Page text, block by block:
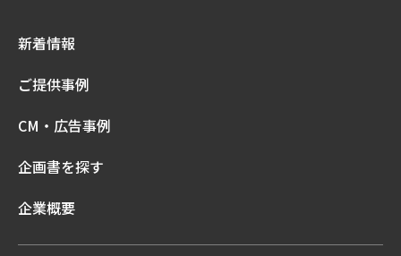
新着情報
ご提供事例
CM・広告事例
企画書を探す
企業概要